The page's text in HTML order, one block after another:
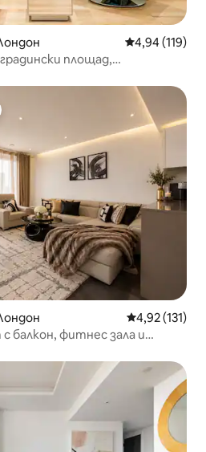
Средна
4,94 (119)
площад,
гостите
Средна
4,92 (131)
балкон, фитнес зала и